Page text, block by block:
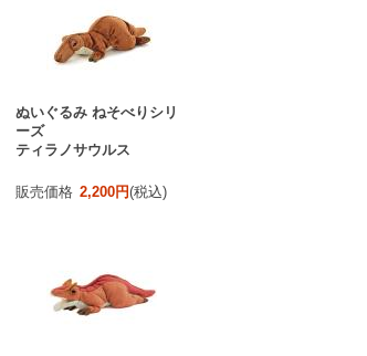
ぬいぐるみ ねそべりシリ
ーズ
ティラノサウルス
販売価格 2,200円(税込)